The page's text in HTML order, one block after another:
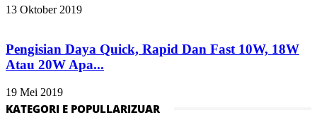
13 Oktober 2019
Pengisian Daya Quick, Rapid Dan Fast 10W, 18W
Atau 20W Apa...
19 Mei 2019
KATEGORI E POPULLARIZUAR